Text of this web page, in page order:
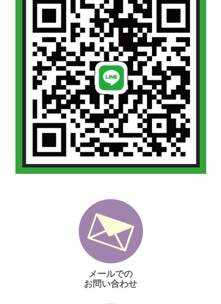
メールでの
お問い合わせ